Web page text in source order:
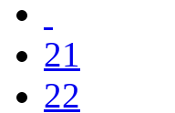
21
22